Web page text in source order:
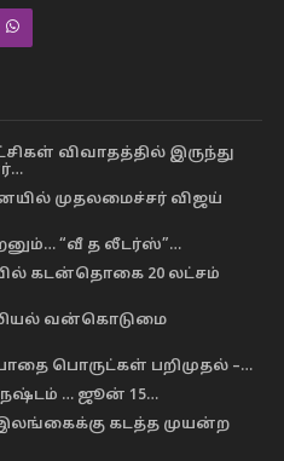
விவாதத்தில் இருந்து
முதலமைச்சர் விஜய்
“வீ த லீடர்ஸ்”…
கடன்தொகை 20 லட்சம்
வன்கொடுமை
பொருட்கள் பறிமுதல் –…
நஷ்டம் … ஜூன் 15…
இலங்கைக்கு கடத்த முயன்ற